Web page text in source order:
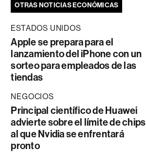
OTRAS NOTICIAS ECONÓMICAS
ESTADOS UNIDOS
Apple se prepara para el
lanzamiento del iPhone con un
sorteo para empleados de las
tiendas
NEGOCIOS
Principal científico de Huawei
advierte sobre el límite de chips
al que Nvidia se enfrentará
pronto